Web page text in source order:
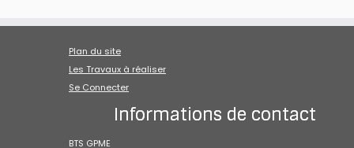
Plan du site
Les Travaux à réaliser
Se Connecter
Informations de contact
BTS GPME